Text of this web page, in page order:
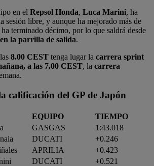
en el Repsol Honda, Luca Marini, ha
sesión libre, y aunque ha mejorado más de
terminado décimo, por lo que saldrá desde
la parrilla de salida.
8.00 CEST tenga lugar la carrera sprint
a las 7.00 CEST, la carrera
calificación del GP de Japón
EQUIPO
TIEMPO
GASGAS
1:43.018
DUCATI
+0.246
APRILIA
+0.423
DUCATI
+0.521